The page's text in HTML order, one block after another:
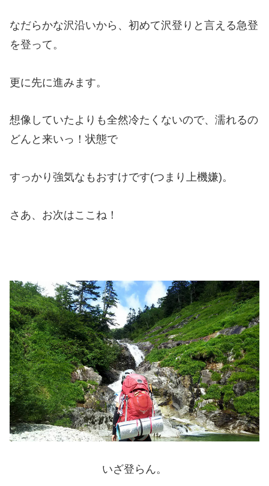
なだらかな沢沿いから、初めて沢登りと言える急登
を登って。
更に先に進みます。
想像していたよりも全然冷たくないので、濡れるの
どんと来いっ！状態で
すっかり強気なもおすけです(つまり上機嫌)。
さあ、お次はここね！
いざ登らん。